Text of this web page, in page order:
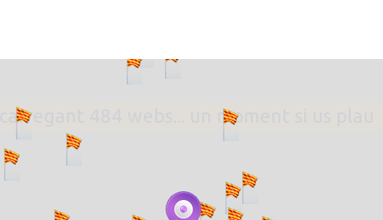
484 webs... un moment si us plau